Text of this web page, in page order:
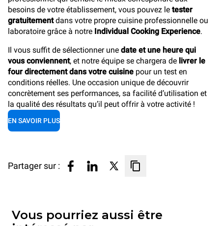
besoins de votre établissement, vous pouvez le tester
gratuitementdans votre propre cuisine professionnelle ou
laboratoire grâce à notre Individual Cooking Experience.
Il vous suffit de sélectionner une date et une heure qui
vous conviennent, et notre équipe se chargera de livrer le
four directement dans votre cuisine pour un test en
conditions réelles. Une occasion unique de découvrir
concrètement ses performances, sa facilité d’utilisation et
la qualité des résultats qu’il peut offrir à votre activité !
EN SAVOIR PLUS
Partager sur :
Vous pourriez aussi être